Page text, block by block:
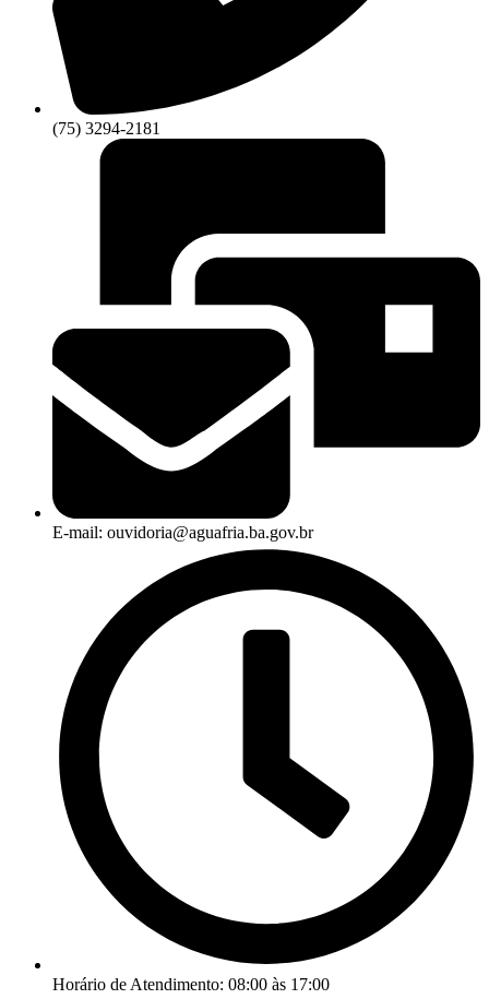
(75) 3294-2181
E-mail: ouvidoria@aguafria.ba.gov.br
Horário de Atendimento: 08:00 às 17:00